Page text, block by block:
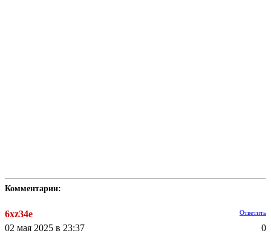
Комментарии:
6xz34e Ответить
0
02 мая 2025 в 23:37